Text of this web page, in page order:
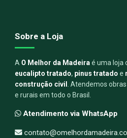
Sobre a Loja
A O Melhor da Madeiraé uma loja
eucalipto tratado, pinus tratado e
construção civil . Atendemos
e rurais em todo o Brasil.
Atendimento via WhatsApp